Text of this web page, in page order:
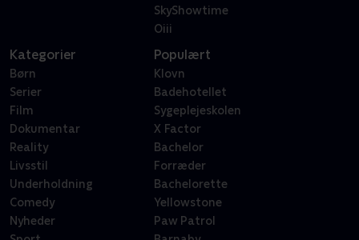
SkyShowtime
Oiii
Kategorier
Børn
Serier
Film
Dokumentar
Reality
Livsstil
Underholdning
Comedy
Nyheder
Populært
Klovn
Badehotellet
Sygeplejeskolen
X Factor
Bachelor
Forræder
Bachelorette
Yellowstone
Paw Patrol